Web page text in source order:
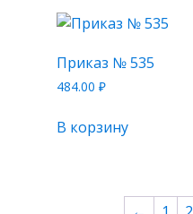
Приказ № 535
484.00₽
В корзину